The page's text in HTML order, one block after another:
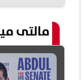
مالتى